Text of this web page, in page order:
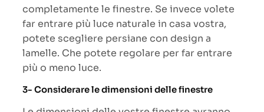
completamente le finestre. Se invece volete
far entrare più luce naturale in casa vostra,
potete scegliere persiane con design a
lamelle. Che potete regolare per far entrare
più o meno luce.
3- Considerare le dimensioni delle finestre